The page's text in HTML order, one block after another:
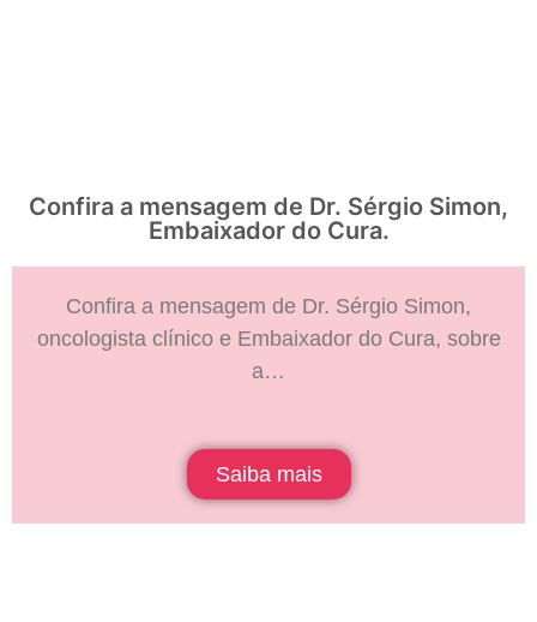
Confira a mensagem de Dr. Sérgio Simon,
Embaixador do Cura.
Confira a mensagem de Dr. Sérgio Simon,
oncologista clínico e Embaixador do Cura, sobre
a…
Saiba mais